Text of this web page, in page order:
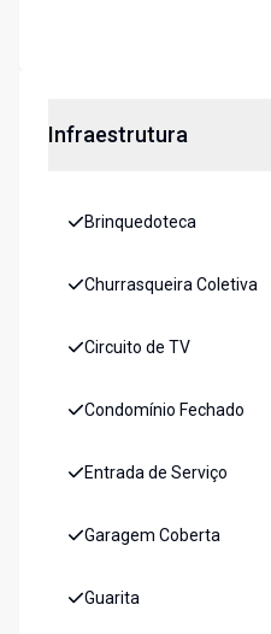
Infraestrutura
Brinquedoteca
Churrasqueira Coletiva
Circuito de TV
Condomínio Fechado
Entrada de Serviço
Garagem Coberta
Guarita